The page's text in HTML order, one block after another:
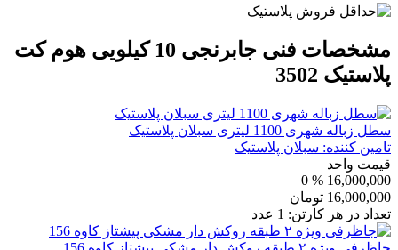
مشخصات فنی
جابرنجی 10 کیلویی هوم کت
پلاستیک 3502
سطل زباله شهری 1100 لیتری سبلان پلاستیک
تامین کننده: سبلان پلاستیک
قیمت واحد
16,000,000
% 0
16,000,000 تومان
تعداد در هر کارتن: 1 عدد